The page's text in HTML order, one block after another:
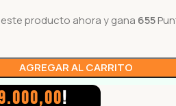
este producto ahora y gana 655
AGREGAR AL CARRITO
!